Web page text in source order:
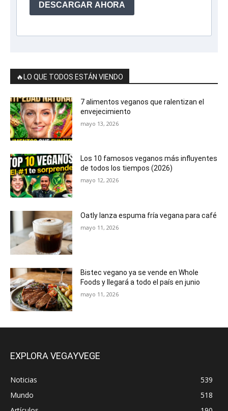
DESCARGAR AHORA
🔥LO QUE TODOS ESTÁN VIENDO
7 alimentos veganos que ralentizan el
envejecimiento
mayo 13, 2026
Los 10 famosos veganos más influyentes
de todos los tiempos (2026)
mayo 12, 2026
Oatly lanza espuma fría vegana para café
mayo 11, 2026
Bistec vegano ya se vende en Whole
Foods y llegará a todo el país en junio
mayo 11, 2026
EXPLORA VEGAYVEGE
Noticias
539
Mundo
518